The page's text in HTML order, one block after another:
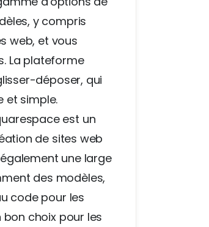
y compris
web, et vous
La plateforme
déposer, qui
et simple.
est un
de sites web
une large
des modèles,
code pour les
choix pour les